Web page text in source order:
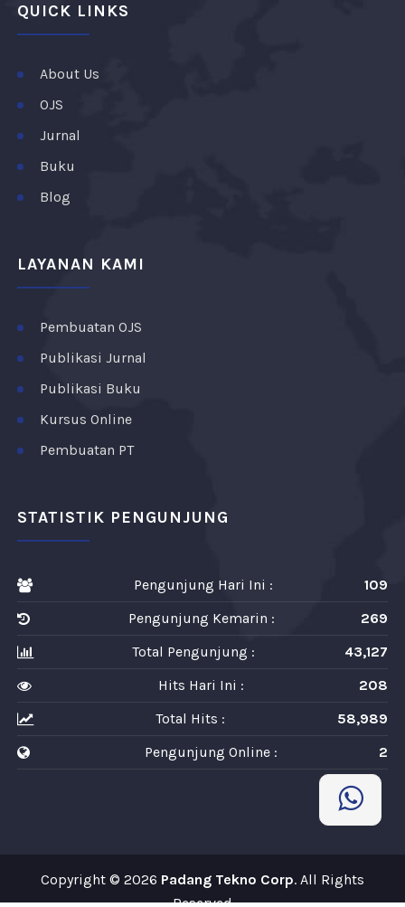
QUICK LINKS
About Us
OJS
Jurnal
Buku
Blog
LAYANAN KAMI
Pembuatan OJS
Publikasi Jurnal
Publikasi Buku
Kursus Online
Pembuatan PT
STATISTIK PENGUNJUNG
Pengunjung Hari Ini :
109
Pengunjung Kemarin :
269
Total Pengunjung :
43,127
Hits Hari Ini :
208
Total Hits :
58,989
Pengunjung Online :
2
Copyright © 2026 Padang Tekno Corp. All Rights
Reserved